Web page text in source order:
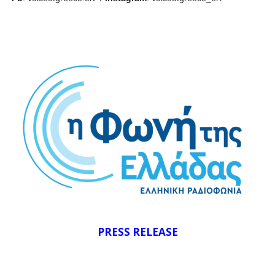
PRESS RELEASE